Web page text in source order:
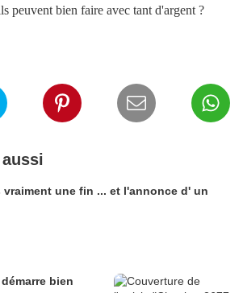
peuvent bien faire avec tant d'argent ?
vraiment une fin ... et l'annonce d' un
bien